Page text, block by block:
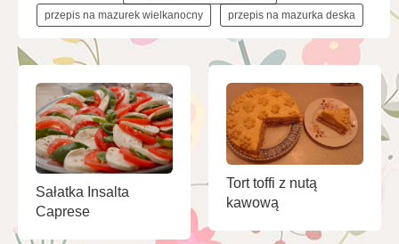
przepis na mazurek wielkanocny
przepis na mazurka deska
Sałatka Insalta
Caprese
Tort toffi z nutą
kawową